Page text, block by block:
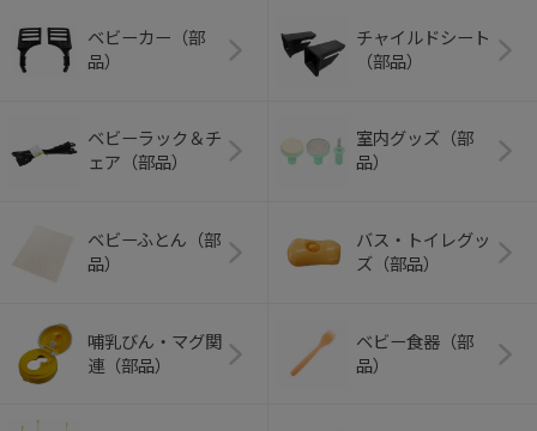
ベビーカー（部
品）
チャイルドシート
（部品）
ベビーラック＆チ
ェア（部品）
室内グッズ（部
品）
ベビーふとん（部
品）
バス・トイレグッ
ズ（部品）
哺乳びん・マグ関
連（部品）
ベビー食器（部
品）